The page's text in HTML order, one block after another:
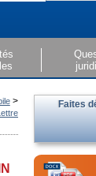
> Faites